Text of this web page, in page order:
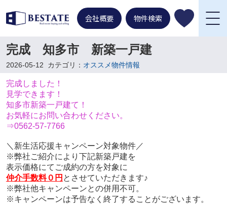
会社概要 物件検索
完成 知多市 新築一戸建
2026-05-12 カテゴリ： オススメ物件情報
完成しました！
見学できます！
知多市新築一戸建て！
お気軽にお問い合わせください。
⇒0562-57-7766
＼新生活応援キャンペーン対象物件／
※弊社ご紹介により下記新築戸建を
表示価格にてご成約の方を対象に
仲介手数料０円 とさせていただきます♪
※弊社他キャンペーンとの併用不可。
※キャンペーンは予告なく終了することがございます。